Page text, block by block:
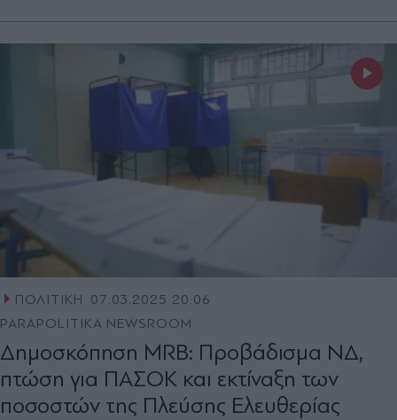
ΠΟΛΙΤΙΚΗ
07.03.2025 20:06
PARAPOLITIKA NEWSROOM
Δημοσκόπηση MRB: Προβάδισμα ΝΔ,
πτώση για ΠΑΣΟΚ και εκτίναξη των
ποσοστών της Πλεύσης Ελευθερίας